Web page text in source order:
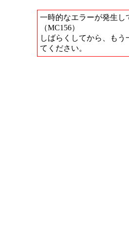
一時的なエラーが発生し
（MC156）
しばらくしてから、もう
てください。